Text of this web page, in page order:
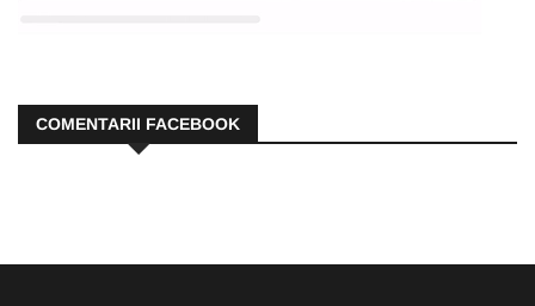
COMENTARII FACEBOOK